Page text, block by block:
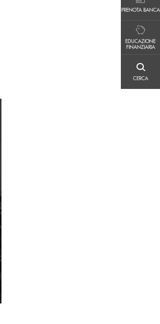
PRENOTA BANCA
EDUCAZIONE
FINANZIARIA
CERCA